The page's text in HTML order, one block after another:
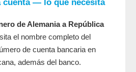
cuenta — lo que necesita
de Alemania a República
el nombre completo del
de cuenta bancaria en
además del banco.